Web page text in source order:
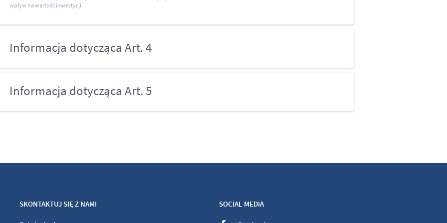
wpływ na wartość inwestycji.
Informacja dotycząca Art. 4
Informacja dotycząca Art. 5
SKONTAKTUJ SIĘ Z NAMI SOCIAL MEDIA